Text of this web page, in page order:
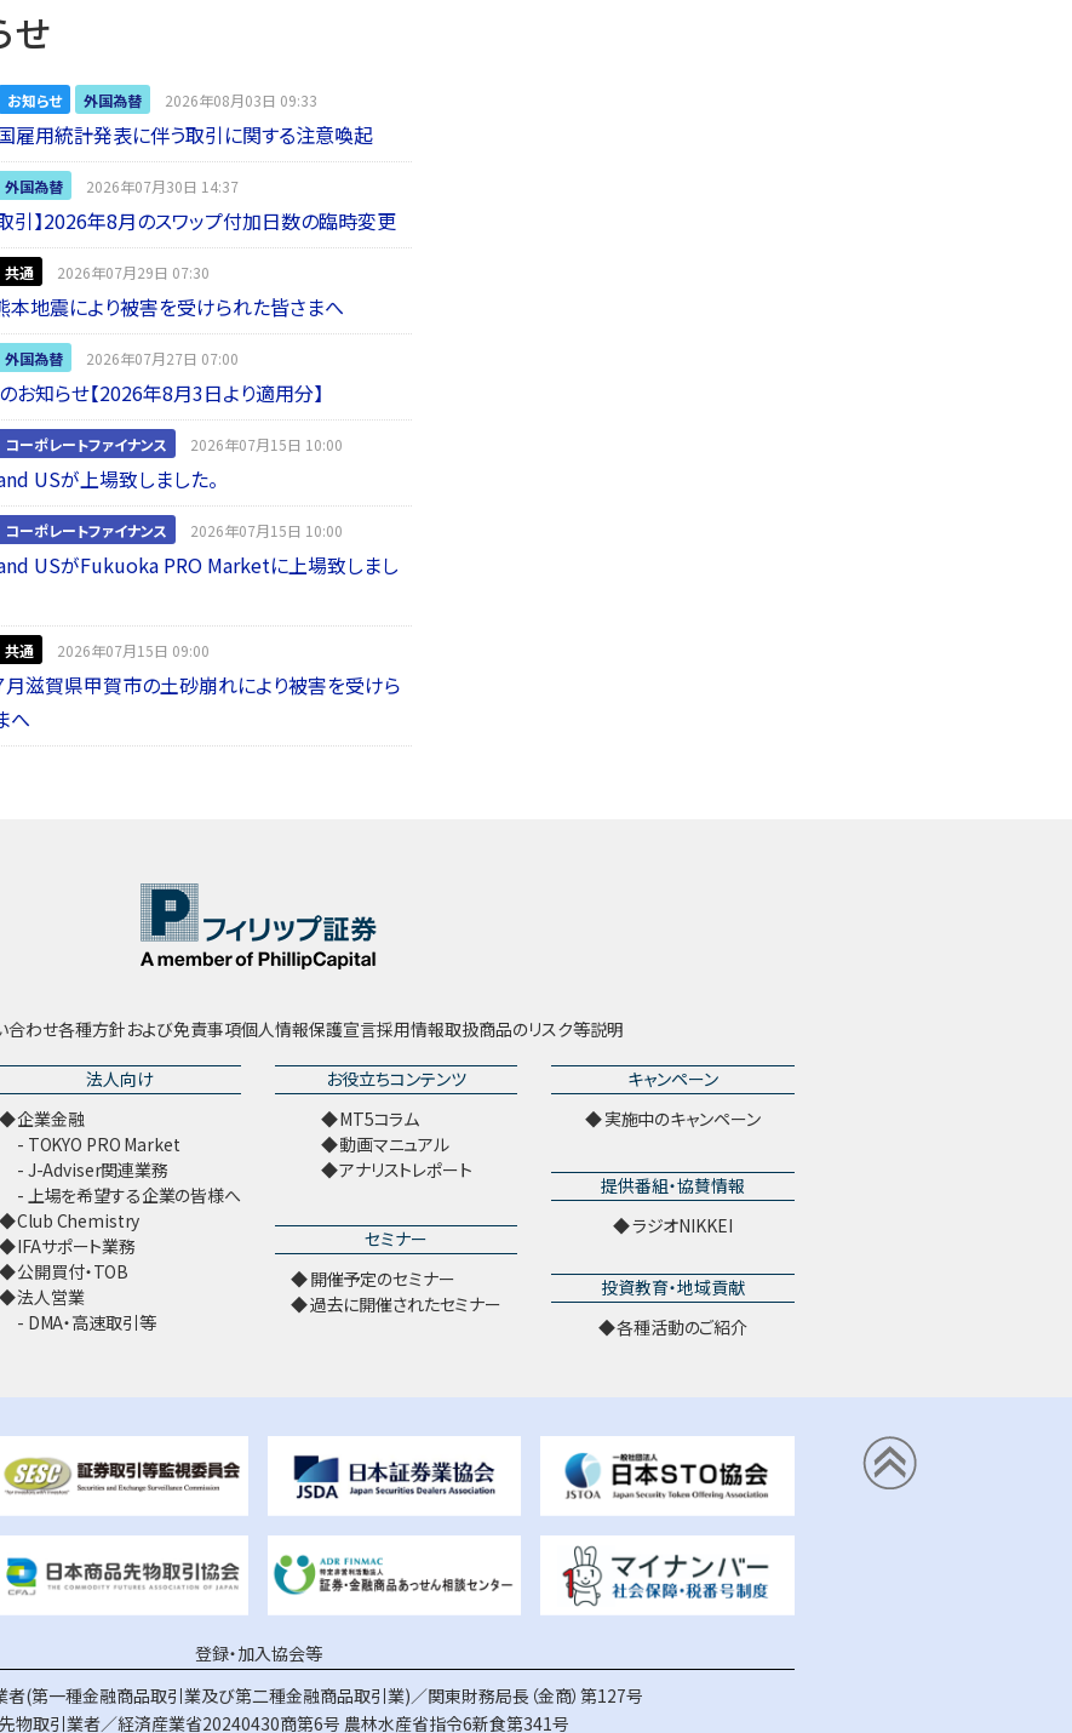
せ
お知らせ 外国為替 2026年08月03日 09:33
国雇用統計発表に伴う取引に関する注意喚起
外国為替 2026年07月30日 14:37
引】2026年8月のスワップ付加日数の臨時変更
共通 2026年07月29日 07:30
本地震により被害を受けられた皆さまへ
外国為替 2026年07月27日 07:00
お知らせ【2026年8月3日より適用分】
コーポレートファイナンス 2026年07月15日 10:00
USが上場致しました。
コーポレートファイナンス 2026年07月15日 10:00
USがFukuoka PRO Marketに上場致しまし
共通 2026年07月15日 09:00
月滋賀県甲賀市の土砂崩れにより被害を受けら
へ
合わせ各種方針および免責事項個人情報保護宣言採用情報取扱商品のリスク等説明
法人向け
企業金融
TOKYO PRO Market
J-Adviser関連業務
上場を希望する企業の皆様へ
Club Chemistry
IFAサポート業務
公開買付・TOB
法人営業
DMA・高速取引等
お役立ちコンテンツ
MT5コラム
動画マニュアル
アナリストレポート
セミナー
開催予定のセミナー
過去に開催されたセミナー
キャンペーン
実施中のキャンペーン
提供番組・協賛情報
ラジオNIKKEI
投資教育・地域貢献
各種活動のご紹介
登録・加入協会等
(第一種金融商品取引業及び第二種金融商品取引業)／関東財務局長（金商）第127号
物取引業者／経済産業省20240430商第6号 農林水産省指令6新食第341号